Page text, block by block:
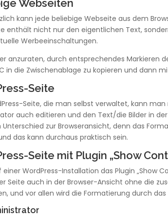
Webseiten
kann jede beliebige Webseite aus dem
enthält nicht nur den eigentlichen Text,
Werbeeinschaltungen.
anzuraten, durch entsprechendes Markieren
in die Zwischenablage zu kopieren und dann
Seite
Seite, die man selbst verwaltet, kann
auch editieren und den Text/die Bilder in
zur Browseransicht, denn das
das kann durchaus praktisch sein.
Seite mit Plugin „Show
einer WordPress-Installation das Plugin „Show
Seite auch in der Browser-Ansicht ohne die
und vor allen wird die Formatierung durch